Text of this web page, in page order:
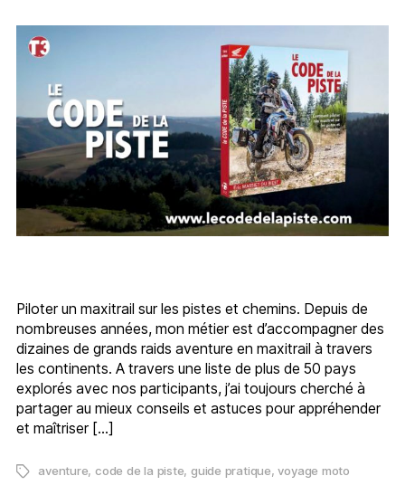
Piloter un maxitrail sur les pistes et chemins. Depuis de
nombreuses années, mon métier est d’accompagner des
dizaines de grands raids aventure en maxitrail à travers
les continents. A travers une liste de plus de 50 pays
explorés avec nos participants, j’ai toujours cherché à
partager au mieux conseils et astuces pour appréhender
et maîtriser […]
Étiquettes
aventure, code de la piste, guide pratique,voyage moto